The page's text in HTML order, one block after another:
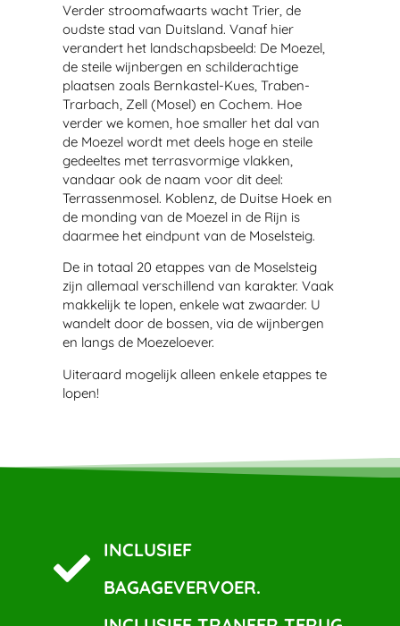
Verder stroomafwaarts wacht Trier, de
oudste stad van Duitsland. Vanaf hier
verandert het landschapsbeeld: De Moezel,
de steile wijnbergen en schilderachtige
plaatsen zoals Bernkastel-Kues, Traben-
Trarbach, Zell (Mosel) en Cochem. Hoe
verder we komen, hoe smaller het dal van
de Moezel wordt met deels hoge en steile
gedeeltes met terrasvormige vlakken,
vandaar ook de naam voor dit deel:
Terrassenmosel. Koblenz, de Duitse Hoek en
de monding van de Moezel in de Rijn is
daarmee het eindpunt van de Moselsteig.
De in totaal 20 etappes van de Moselsteig
zijn allemaal verschillend van karakter. Vaak
makkelijk te lopen, enkele wat zwaarder. U
wandelt door de bossen, via de wijnbergen
en langs de Moezeloever.
Uiteraard mogelijk alleen enkele etappes te
lopen!
INCLUSIEF
BAGAGEVERVOER.